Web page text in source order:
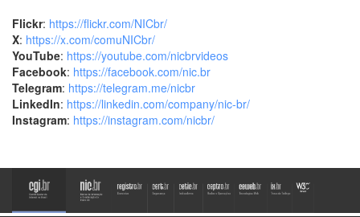
Flickr: https://flickr.com/NICbr/
X: https://x.com/comuNICbr/
YouTube: https://youtube.com/nicbrvideos
Facebook: https://facebook.com/nic.br
Telegram: https://telegram.me/nicbr
LinkedIn: https://linkedin.com/company/nic-br/
Instagram: https://instagram.com/nicbr/